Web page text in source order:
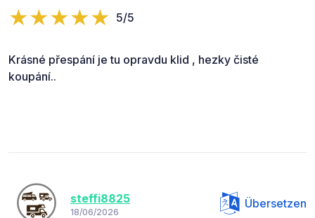
5/5
Krásné přespání je tu opravdu klid , hezky čisté
koupání..
steffi8825
18/06/2026
Übersetzen